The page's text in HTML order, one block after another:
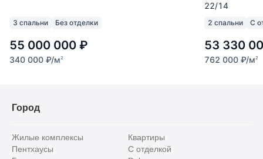
3 спальни Без отделки
55 000 000 ₽
340 000 ₽/м2
22/14
2 спальни С
53 330
762 000 ₽/м2
Город
Жилые комплексы
Квартиры
Пентхаусы
С отделкой